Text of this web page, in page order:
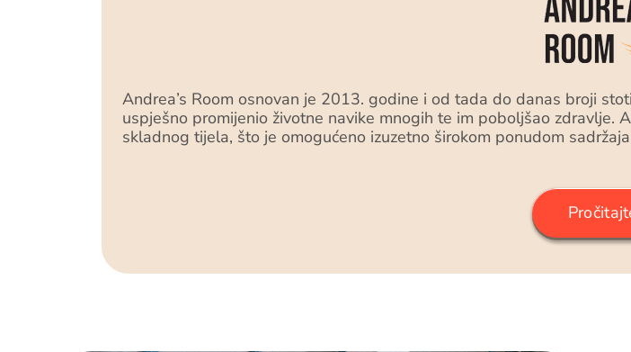
Andrea’s Room osnovan je 2013. godine i od tada do danas broji
uspješno promijenio životne navike mnogih te im poboljšao zdravlje.
skladnog tijela, što je omogućeno izuzetno širokom ponudom